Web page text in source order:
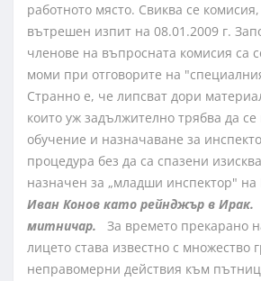
работното място. Свиква се
вътрешен изпит на 08.01.2009 г.
членове на въпросната комисия са
моми при отговорите на
Странно е, че липсват дори
които уж задължително трябва да се
обучение и назначаване за
процедура без да са спазени
назначен за „младши инспектор"
Иван Конов като рейнджър в Ирак.
митничар. За времето прекарано
лицето става известно с множество
неправомерни действия към